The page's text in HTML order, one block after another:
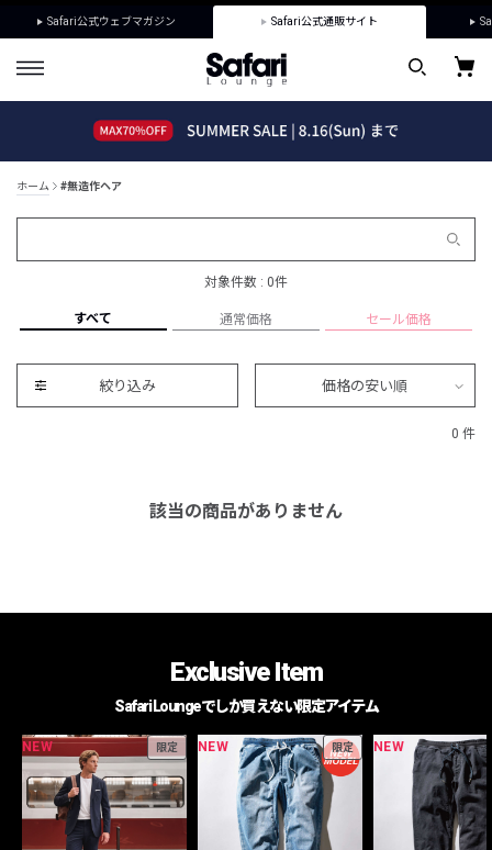
Safari公式ウェブマガジン Safari公式通販サイト
ホーム #無造作ヘア
対象件数 : 0件
すべて 通常価格 セール価格
絞り込み 価格の安い順
0 件
該当の商品がありません
Exclusive Item
Safari Loungeでしか買えない限定アイテム
NEW 限定 NEW 限定 NEW